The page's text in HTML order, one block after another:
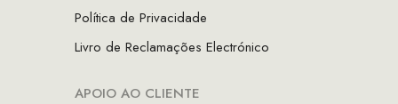
Política de Privacidade
Livro de Reclamações Electrónico
APOIO AO CLIENTE